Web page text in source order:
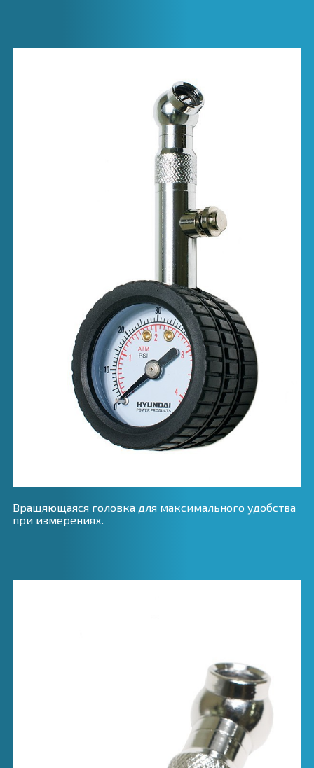
Вращяющаяся головка для максимального удобства
при измерениях.